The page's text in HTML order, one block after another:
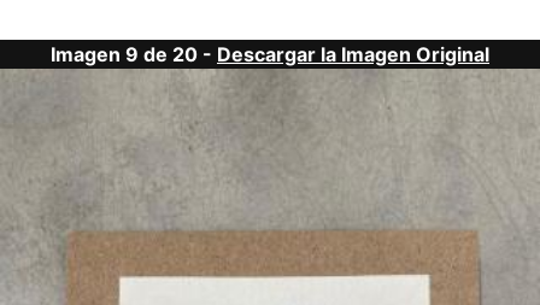
Imagen 9 de 20 - Descargar la Imagen Original